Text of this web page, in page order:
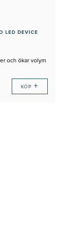
LED DEVICE
och ökar volym
KÖP +